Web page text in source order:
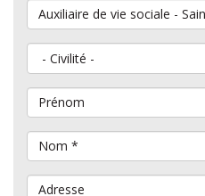
Vous souhaitez postuler au
Civilité
Prénom
Nom*
Adresse